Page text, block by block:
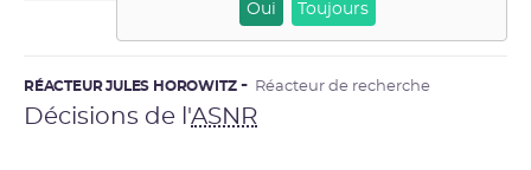
Oui Toujours
RÉACTEUR JULES HOROWITZ Réacteur de recherche
Décisions de l'ASNR